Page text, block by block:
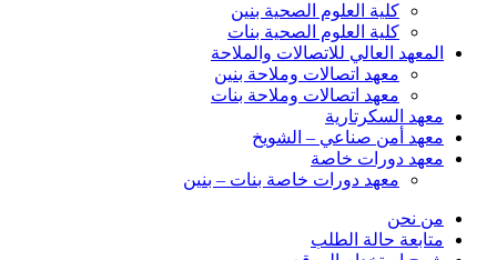
كلية العلوم الصحية بنين
كلية العلوم الصحية بنات
المعهد العالي للاتصالات والملاحة
معهد اتصالات وملاحة بنين
معهد اتصالات وملاحة بنات
معهد السكرتارية
معهد أمن صناعي – الشويخ
معهد دورات خاصة
معهد دورات خاصة بنات – بنين
من نحن
متابعة حالة الطلب